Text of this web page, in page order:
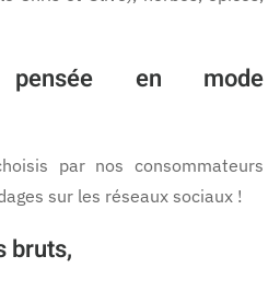
pensée en mode
par nos consommateurs
sur les réseaux sociaux !
bruts,